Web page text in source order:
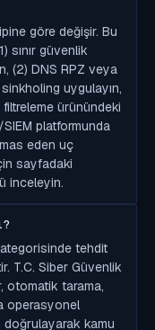
göre değişir. Bu
sınır güvenlik
(2) DNS RPZ veya
uygulayın,
ürünündeki
platformunda
eden uç
sayfadaki
inceleyin.
tehdit
T.C. Siber Güvenlik
otomatik tarama,
operasyonel
kamu